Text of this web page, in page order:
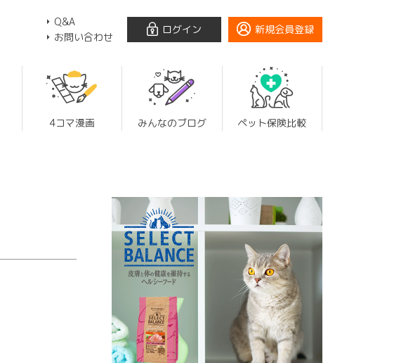
Q&A
お問い合わせ
ログイン 新規会員登録
4コマ漫画 みんなのブログ ペット保険比較